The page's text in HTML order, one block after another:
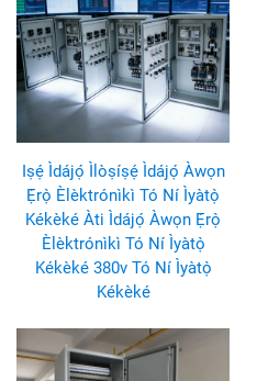
Iṣẹ́ Ìdájọ́ Ìlòṣíṣẹ́ Ìdájọ́ Àwọn
Ẹ̀rọ̀ Èlèktrónìkì Tó Ní Ìyàtọ̀
Kékèké Àti Ìdájọ́ Àwọn Ẹ̀rọ̀
Èlèktrónìkì Tó Ní Ìyàtọ̀
Kékèké 380v Tó Ní Ìyàtọ̀
Kékèké